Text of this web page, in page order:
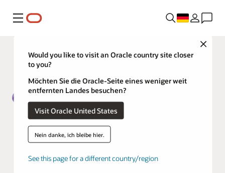
Menü
Close
Would you like to visit an Oracle country site closer
to you?
Möchten Sie die Oracle-Seite eines weniger weit
entfernten Landes besuchen?
Visit Oracle United States
Nein danke, ich bleibe hier.
See this page for a different country/region
Grant Thornton gestaltet seine
HR-Landschaft mit Oracle Cloud
HCM neu